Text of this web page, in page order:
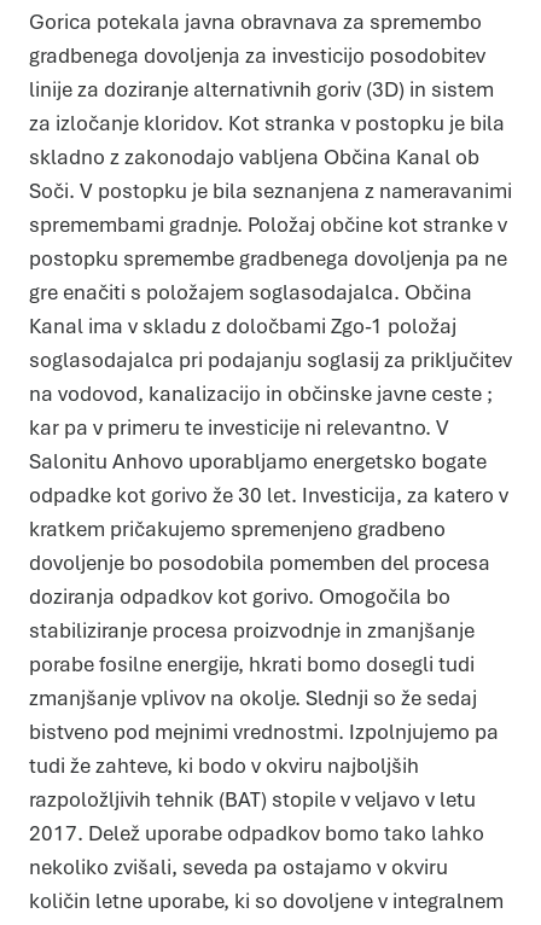
Gorica potekala javna obravnava za spremembo
gradbenega dovoljenja za investicijo posodobitev
linije za doziranje alternativnih goriv (3D) in sistem
za izločanje kloridov. Kot stranka v postopku je bila
skladno z zakonodajo vabljena Občina Kanal ob
Soči. V postopku je bila seznanjena z nameravanimi
spremembami gradnje. Položaj občine kot stranke v
postopku spremembe gradbenega dovoljenja pa ne
gre enačiti s položajem soglasodajalca. Občina
Kanal ima v skladu z določbami Zgo-1 položaj
soglasodajalca pri podajanju soglasij za priključitev
na vodovod, kanalizacijo in občinske javne ceste ;
kar pa v primeru te investicije ni relevantno. V
Salonitu Anhovo uporabljamo energetsko bogate
odpadke kot gorivo že 30 let. Investicija, za katero v
kratkem pričakujemo spremenjeno gradbeno
dovoljenje bo posodobila pomemben del procesa
doziranja odpadkov kot gorivo. Omogočila bo
stabiliziranje procesa proizvodnje in zmanjšanje
porabe fosilne energije, hkrati bomo dosegli tudi
zmanjšanje vplivov na okolje. Slednji so že sedaj
bistveno pod mejnimi vrednostmi. Izpolnjujemo pa
tudi že zahteve, ki bodo v okviru najboljših
razpoložljivih tehnik (BAT) stopile v veljavo v letu
2017. Delež uporabe odpadkov bomo tako lahko
nekoliko zvišali, seveda pa ostajamo v okviru
količin letne uporabe, ki so dovoljene v integralnem
Piškotki